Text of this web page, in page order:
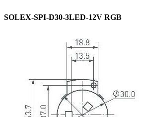
SOLEX-SPI-D30-3LED-12V RGB